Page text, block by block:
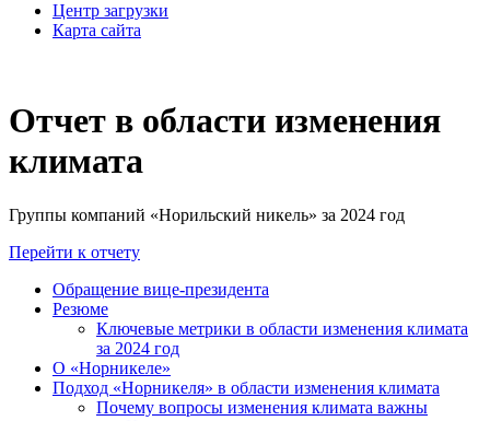
Центр загрузки
Карта сайта
Отчет в области изменения
климата
Группы компаний «Норильский никель» за 2024 год
Перейти к отчету
Обращение вице-президента
Резюме
Ключевые метрики в области изменения климата
за 2024 год
О «Норникеле»
Подход «Норникеля» в области изменения климата
Почему вопросы изменения климата важны